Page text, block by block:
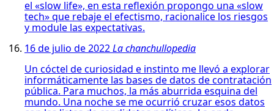
el «slow life», en esta reflexión propongo una «slow
tech» que rebaje el efectismo, racionalice los riesgos
y module las expectativas.
16 de julio de 2022La chanchullopedia
Un cóctel de curiosidad e instinto me llevó a explorar
informáticamente las bases de datos de contratación
pública. Para muchos, la más aburrida esquina del
mundo. Una noche se me ocurrió cruzar esos datos